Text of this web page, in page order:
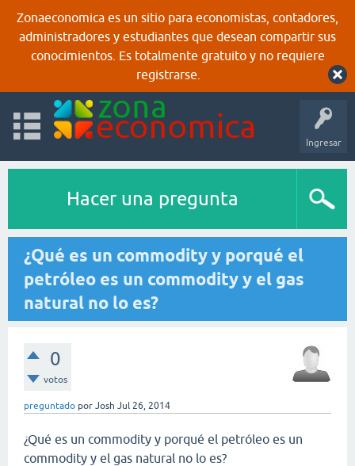
Zonaeconomica es un sitio para economistas, contadores,
administradores y estudiantes que desean compartir sus
conocimientos. Es totalmente gratuito y no requiere
registrarse.
Ingresar
Hacer una pregunta
¿Qué es un commodity y porqué el
petróleo es un commodity y el gas
natural no lo es?
0
votos
preguntado por Josh Jul 26, 2014
¿Qué es un commodity y porqué el petróleo es un
commodity y el gas natural no lo es?